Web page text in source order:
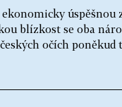
úspěšnou
blízkost se oba
očích poněkud